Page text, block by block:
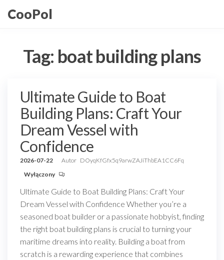
doCooPol
Tag: boat building plans
Ultimate Guide to Boat
Building Plans: Craft Your
Dream Vessel with
Confidence
2026-07-22 Autor DOyqKfGfx5q9arwZAJiThbEA1CC6Fq
Wyłączony
Ultimate Guide to Boat Building Plans: Craft Your
Dream Vessel with Confidence Whether you’re a
seasoned boat builder or a passionate hobbyist, finding
the right boat building plans is crucial to turning your
maritime dreams into reality. Building a boat from
scratch is a rewarding experience that combines